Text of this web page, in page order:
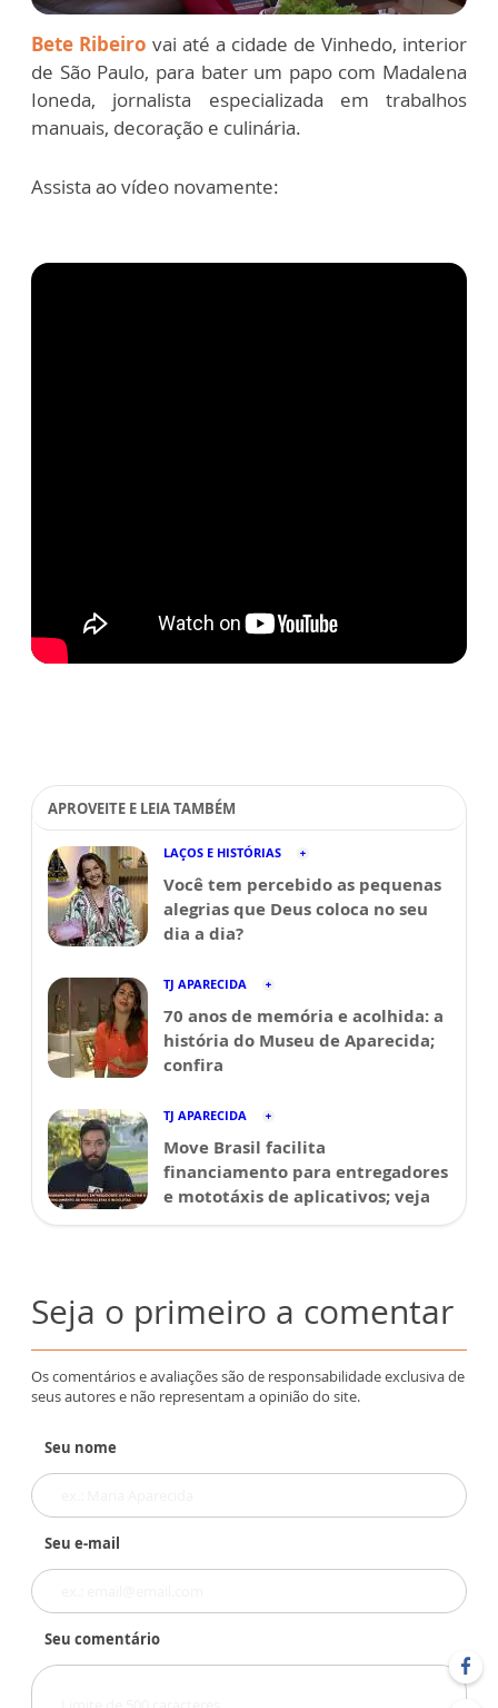
Bete Ribeiro vai até a cidade de Vinhedo, interior
de São Paulo, para bater um papo com Madalena
Ioneda, jornalista especializada em trabalhos
manuais, decoração e culinária.
Assista ao vídeo novamente:
APROVEITE E LEIA TAMBÉM
LAÇOS E HISTÓRIAS
Você tem percebido as pequenas
alegrias que Deus coloca no seu
dia a dia?
TJ APARECIDA
70 anos de memória e acolhida: a
história do Museu de Aparecida;
confira
TJ APARECIDA
Move Brasil facilita
financiamento para entregadores
e mototáxis de aplicativos; veja
Seja o primeiro a comentar
Os comentários e avaliações são de responsabilidade exclusiva de
seus autores e não representam a opinião do site.
Seu nome
Seu e-mail
Seu comentário